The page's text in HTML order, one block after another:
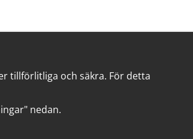
tillförlitliga och säkra. För detta
nedan.